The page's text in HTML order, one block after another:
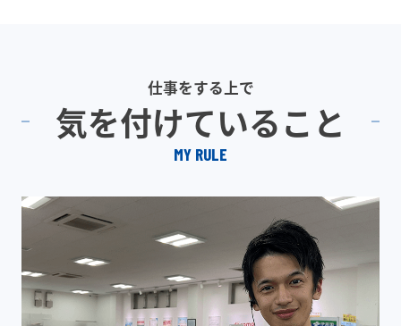
仕事をする上で
気を付けていること
MY RULE